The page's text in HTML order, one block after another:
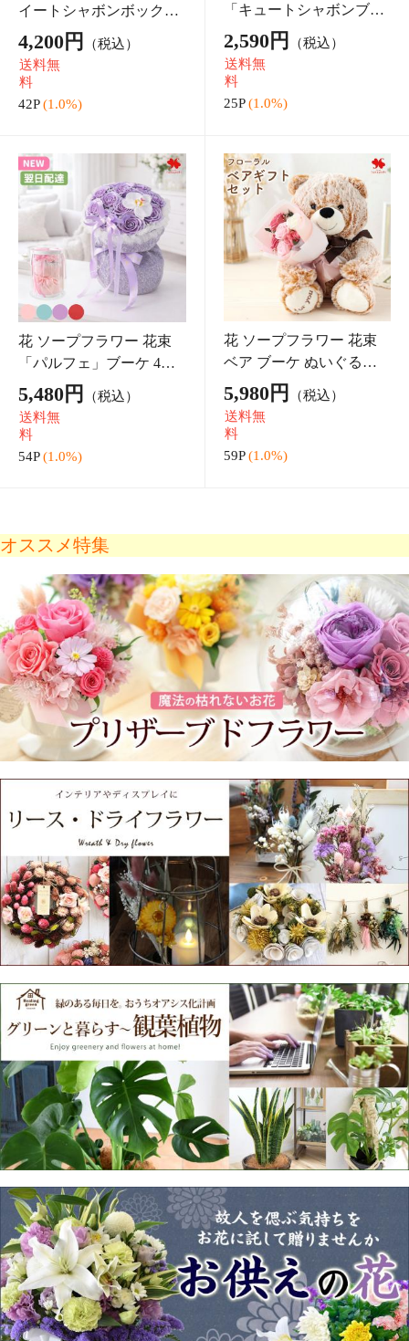
注目のキーワード
ボックスフラワー
プリザーブドフラワ
商品一覧
お誕生月のお花
[冷蔵便]でお届け 誕生花を使った
フラワーアレンジメント 8月 ひ
まわり「ポムル」 選べる 誕生月
の 生花アレンジ お誕生日 お祝い
4,310円（税込）
送料無
4.83点 (23件)
クレカ
auかんたん決済
ソフトバンクまとめて支払い・ワイモ
バイルまとめて支払い
d払い
後払い(後払い.com)
特別な日に華を添える
花束
[冷蔵便]でお届け 花 ギフト
そのままブーケ (R) 花瓶い
らずの 花束 プレゼント 誕
生日 生花 バラ ギフト フラ
ワーギフト お祝い お花 お
4,310円 （税込）
送料無
料
43P (1.0%)
[冷蔵便]でお届け 花束 誕生
日 季節のおまかせ ミディ
ブーケ 花 プレゼント ギフ
ト お誕生日 生花 フラワー
ギフト 誕生日プレゼント
4,420円 （税込）
送料無
料
44P (1.0%)
他にも選べる花束はこちら
人気ランキング
1位☆定番商品 ２位♪花瓶不
要!!
３位★人気急
上昇